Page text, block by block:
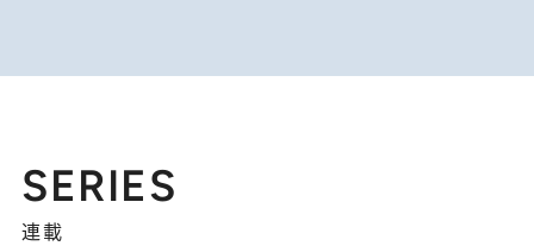
SERIES
連載